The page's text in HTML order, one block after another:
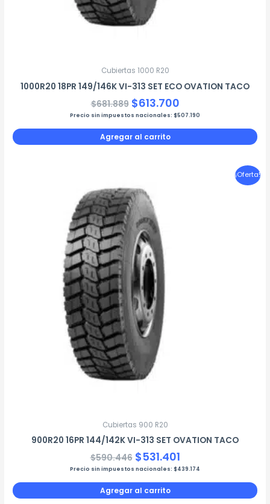
Cubiertas 1000 R20
1000R20 18PR 149/146K VI-313 SET ECO OVATION TACO
$681.889 $613.700
Precio sin impuestos nacionales: $507.190
Agregar al carrito
¡Oferta!
Cubiertas 900 R20
900R20 16PR 144/142K VI-313 SET OVATION TACO
$590.446
precio
original
era:
$590.446.
$531.401
Precio sin impuestos nacionales: $439.174
Agregar al carrito